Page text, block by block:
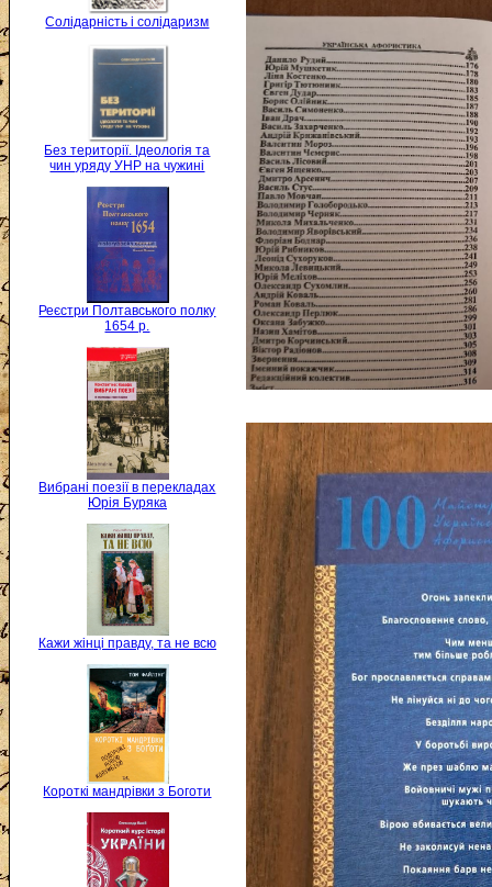
Солідарність і солідаризм
Без території. Ідеологія та
чин уряду УНР на чужині
Реєстри Полтавського полку
1654 р.
Вибрані поезії в перекладах
Юрія Буряка
Кажи жінці правду, та не всю
Короткі мандрівки з Боготи